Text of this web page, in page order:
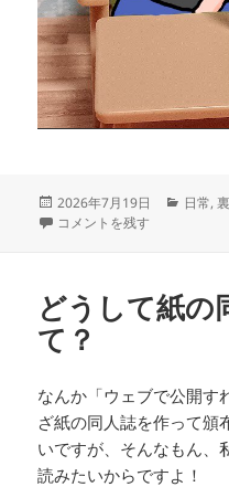
投
稿
2026年7月19日
カ
日常,
縛りプレイでGO! に
コメントを残す
どうして紙の
て？
なんか「ウェブで公開す
ざ紙の同人誌を作って頒
いですが、そんなもん、
読みたいからですよ！